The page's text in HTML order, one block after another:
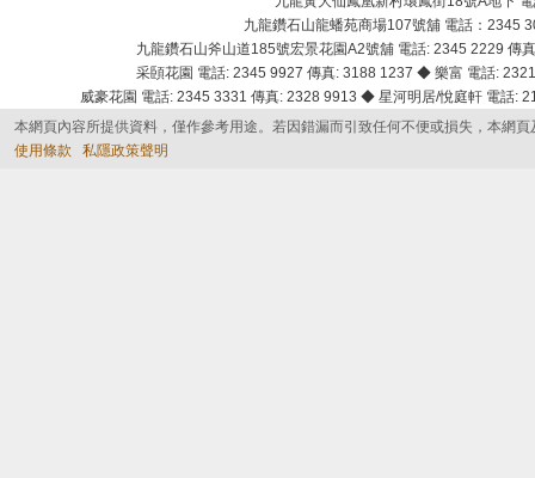
九龍鑽石山龍蟠苑商場107號舖 電話：2345
九龍鑽石山斧山道185號宏景花園A2號舖 電話: 2345 2229
采頣花園 電話: 2345 9927 傳真: 3188 1237 ◆ 樂富 電話:
威豪花園 電話: 2345 3331 傳真: 2328 9913 ◆ 星河明居/悅庭軒 電話
本網頁內容所提供資料，僅作參考用途。若因錯漏而引致任何不便或損失，本網
使用條款
私隱政策聲明